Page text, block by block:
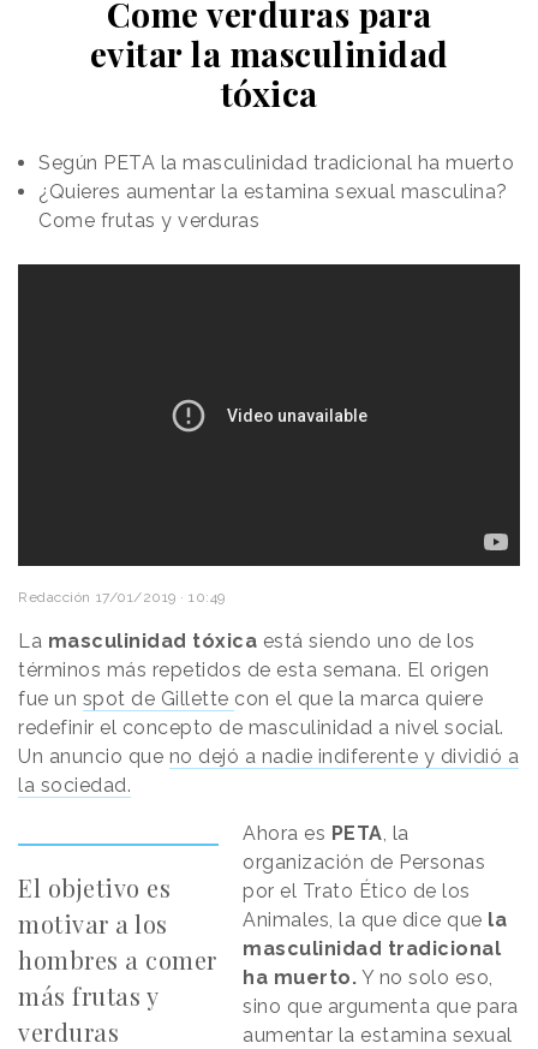
Come verduras para
evitar la masculinidad
tóxica
Según PETA la masculinidad tradicional ha muerto
¿Quieres aumentar la estamina sexual masculina?
Come frutas y verduras
Redacción 17/01/2019 · 10:49
La masculinidad tóxica está siendo uno de los
términos más repetidos de esta semana. El origen
fue un spot de Gillette con el que la marca quiere
redefinir el concepto de masculinidad a nivel social.
Un anuncio que no dejó a nadie indiferente y dividió a
la sociedad.
El objetivo es
motivar a los
hombres a comer
más frutas y
verduras
Ahora es PETA , la
organización de Personas
por el Trato Ético de los
Animales, la que dice que la
masculinidad tradicional
ha muerto. Y no solo eso,
sino que argumenta que para
aumentar la estamina sexual